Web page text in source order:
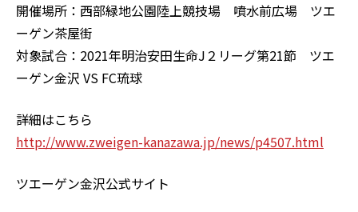
開催場所：西部緑地公園陸上競技場 噴水前広場 ツエ
ーゲン茶屋街
対象試合：2021年明治安田生命J２リーグ第21節 ツエ
ーゲン金沢 VS FC琉球
詳細はこちら
http://www.zweigen-kanazawa.jp/news/p4507.html
ツエーゲン金沢公式サイト